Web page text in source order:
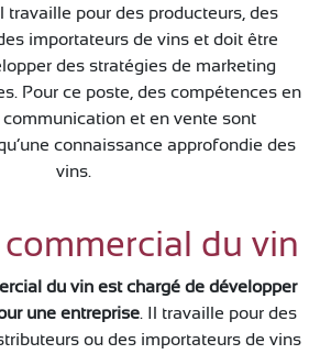
travaille pour des producteurs, des
importateurs de vins et doit être
des stratégies de marketing
Pour ce poste, des compétences en
et en vente sont
connaissance approfondie des
vins.
du vin
du vin est chargé de développer
une entreprise. Il travaille pour des
ou des importateurs de vins